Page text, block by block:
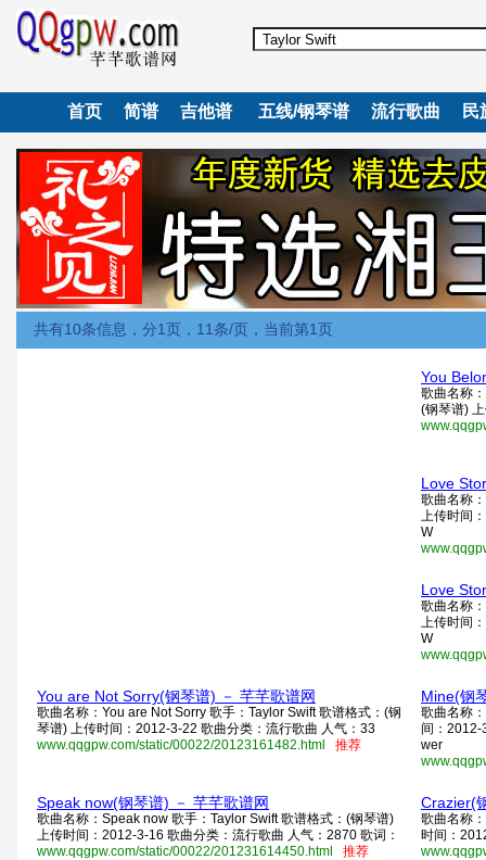
首页 简谱 吉他谱 五线/钢琴谱 流行歌曲 民
共有10条信息，分1页，11条/页，当前第1页
You
歌曲名称
(钢琴谱)
Love
歌曲名称
上传时间
W
Love
歌曲名称
上传时间
W
You are Not Sorry(钢琴谱) － 芊芊歌谱网
歌曲名称：You are Not Sorry 歌手：Taylor Swift 歌谱格式：(钢
琴谱) 上传时间：2012-3-22 歌曲分类：流行歌曲 人气：33
www.qqgpw.com/static/00022/20123161482.html 推荐
Mine(钢
歌曲名称
间：2012-
wer
Speak now(钢琴谱) － 芊芊歌谱网
歌曲名称：Speak now 歌手：Taylor Swift 歌谱格式：(钢琴谱)
上传时间：2012-3-16 歌曲分类：流行歌曲 人气：2870 歌词：
www.qqgpw.com/static/00022/201231614450.html 推荐
Crazier(
歌曲名称
时间：